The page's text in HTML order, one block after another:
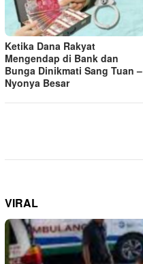
Ketika Dana Rakyat
Mengendap di Bank dan
Bunga Dinikmati Sang Tuan –
Nyonya Besar
VIRAL